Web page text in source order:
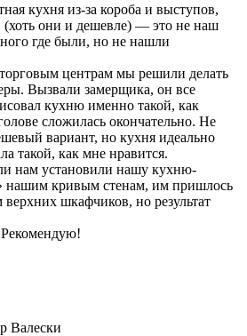
кухня из-за короба и выступов,
(хоть они и дешевле) — это не наш
где были, но не нашли
центрам мы решили делать
Вызвали замерщика, он все
кухню именно такой, как
сложилась окончательно. Не
вариант, но кухня идеально
такой, как мне нравится.
нам установили нашу кухню-
нашим кривым стенам, им пришлось
шкафчиков, но результат
Валески